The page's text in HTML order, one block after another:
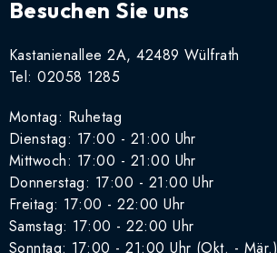
Besuchen Sie uns
Kastanienallee 2A, 42489 Wülfrath
Tel: 02058 1285
Montag: Ruhetag
Dienstag: 17:00 - 21:00 Uhr
Mittwoch: 17:00 - 21:00 Uhr
Donnerstag: 17:00 - 21:00 Uhr
Freitag: 17:00 - 22:00 Uhr
Samstag: 17:00 - 22:00 Uhr
Sonntag: 17:00 - 21:00 Uhr (Okt. - Mär.)